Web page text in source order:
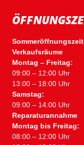
Verkaufsräume
Montag – Freitag:
09:00 – 12:00 Uhr
13:00 – 18:00 Uhr
Samstag:
09:00 – 14:00 Uhr
Reparaturannahme
Montag bis Freitag:
08:00 – 12:00 Uhr